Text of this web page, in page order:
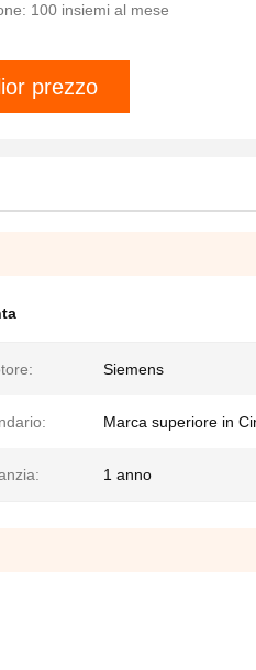
100 insiemi al mese
prezzo
Siemens
Marca superiore in
1 anno